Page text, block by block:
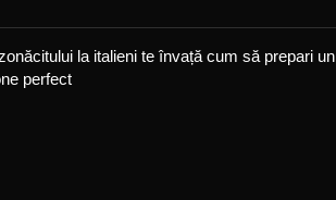
la italieni te învață cum să prepari un
perfect